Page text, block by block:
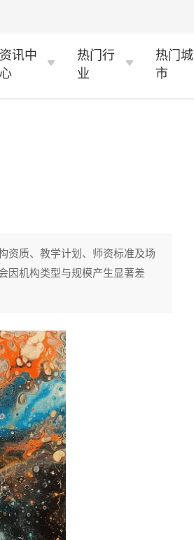
资讯中
心
热门行
业
热门城
市
资质、教学计划、师资标准及场
因机构类型与规模产生显著差